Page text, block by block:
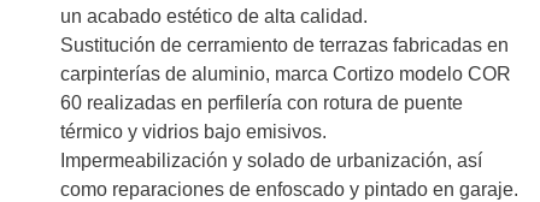
un acabado estético de alta calidad.
Sustitución de cerramiento de terrazas fabricadas en
carpinterías de aluminio, marca Cortizo modelo COR
60 realizadas en perfilería con rotura de puente
térmico y vidrios bajo emisivos.
Impermeabilización y solado de urbanización, así
como reparaciones de enfoscado y pintado en garaje.